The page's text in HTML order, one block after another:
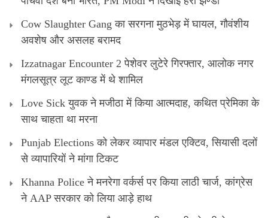
Cow Slaughter Gang का सरगना मुठभेड़ में घायल, गौवंशीय
अवशेष और असलह बरामद
Izzatnagar Encounter 2 पेशेवर लुटेरे गिरफ्तार, आलोक नगर
मंगलसूत्र लूट काण्‍ड में थे शामिल
Love Sick युवक ने मजीठा में किया आत्मदाह, कथित प्रेमिका के
साथ चाहता था मरना
Punjab Elections को लेकर व्यापार मंडल एक्टिव, सियासी दलों
से व्यापारियों ने मांगा टिकट
Khanna Police ने मनरेगा वर्कर्स पर किया लाठी चार्ज, कांग्रेस
ने AAP सरकार को लिया आड़े हाथ